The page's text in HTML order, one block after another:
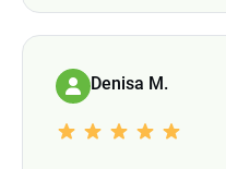
Denisa M.